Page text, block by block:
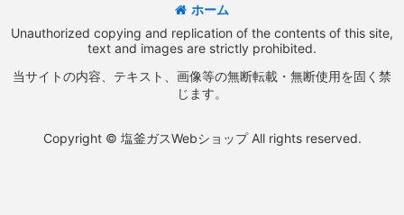
ホーム
Unauthorized copying and replication of the contents of this site,
text and images are strictly prohibited.
当サイトの内容、テキスト、画像等の無断転載・無断使用を固く禁
じます。
Copyright © 塩釜ガスWebショップ All rights reserved.